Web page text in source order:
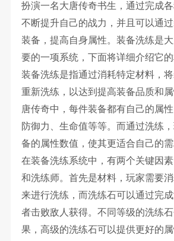
扮演一名大唐传奇书生，通过完成各
不断提升自己的战力，并且可以通
装备，提高自身属性。装备洗练是
要的一项系统，下面将详细介绍它的
装备洗练是指通过消耗特定材料，
重新洗练，以达到提高装备品质和
唐传奇中，每件装备都有自己的属性
防御力、生命值等等。而通过洗练
备的属性数值，使其更适合自己的需
在装备洗练系统中，有两个关键因
和洗练师。首先是材料，玩家需要
来进行洗练，而洗练石可以通过完
者击败敌人获得。不同等级的洗练
果，高级的洗练石可以提供更好的属